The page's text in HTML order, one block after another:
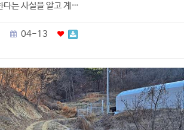
다는 사실을 알고 계…
04-13